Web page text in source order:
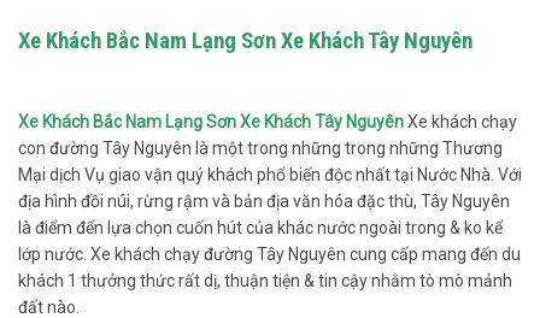
Xe Khách Bắc Nam Lạng Sơn Xe Khách Tây Nguyên
Xe Khách Bắc Nam Lạng Sơn Xe Khách Tây NguyênXe khách chạy
con đường Tây Nguyên là một trong những trong những Thương
Mại dịch Vụ giao vận quý khách phổ biến độc nhất tại Nước Nhà. Với
địa hình đồi núi, rừng rậm và bản địa văn hóa đặc thù, Tây Nguyên
là điểm đến lựa chọn cuốn hút của khác nước ngoài trong & ko kể
lớp nước. Xe khách chạy đường Tây Nguyên cung cấp mang đến du
khách 1 thưởng thức rất dị, thuận tiện & tin cậy nhằm tò mò mảnh
đất nào.